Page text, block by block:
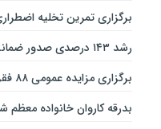
برگزاری تمرین تخلیه
رشد ۱۴۳ درصدی صدور ضمانت‌نامه‌های ریالی بانک صنعت و معدن در سه‌ماهه نخست سال جاری
برگزاری مزایده عمومی ۸۸ فقره از املاک مازاد بانک ملت
بدرقه کاروان خانواده معظم شهدای